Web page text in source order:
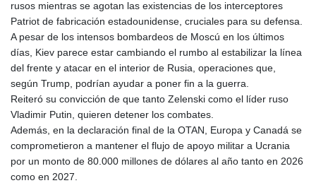
NPR 175.401109
NZD 1.964222
OMR 0.444037
PAB 1.153176
PEN 3.903611
PGK 5.170149
PHP 70.148769
PKR 320.189388
PLN 4.30117
PYG 6876.93715
QAR 4.215887
rusos mientras se agotan las existencias de los interceptores
Patriot de fabricación estadounidense, cruciales para su defensa.
A pesar de los intensos bombardeos de Moscú en los últimos
días, Kiev parece estar cambiando el rumbo al estabilizar la línea
del frente y atacar en el interior de Rusia, operaciones que,
según Trump, podrían ayudar a poner fin a la guerra.
Reiteró su convicción de que tanto Zelenski como el líder ruso
Vladimir Putin, quieren detener los combates.
Además, en la declaración final de la OTAN, Europa y Canadá se
comprometieron a mantener el flujo de apoyo militar a Ucrania
por un monto de 80.000 millones de dólares al año tanto en 2026
como en 2027.